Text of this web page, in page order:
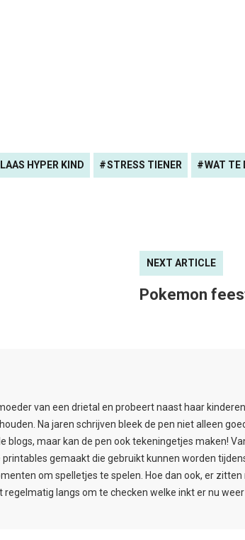
HYPER KIND STRESS TIENER WAT TE
NEXT ARTICLE
Pokemon
van een drietal en probeert naast haar
Na jaren schrijven bleek de pen niet alleen
blogs, maar kan de pen ook tekeningetjes maken!
printables gemaakt die gebruikt kunnen worden
om spelletjes te spelen. Hoe dan ook, er zitten
regelmatig langs om te checken welke inkt er nu